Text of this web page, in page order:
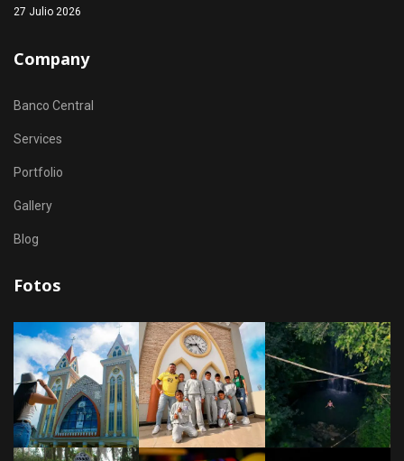
27 Julio 2026
Company
Banco Central
Services
Portfolio
Gallery
Blog
Fotos